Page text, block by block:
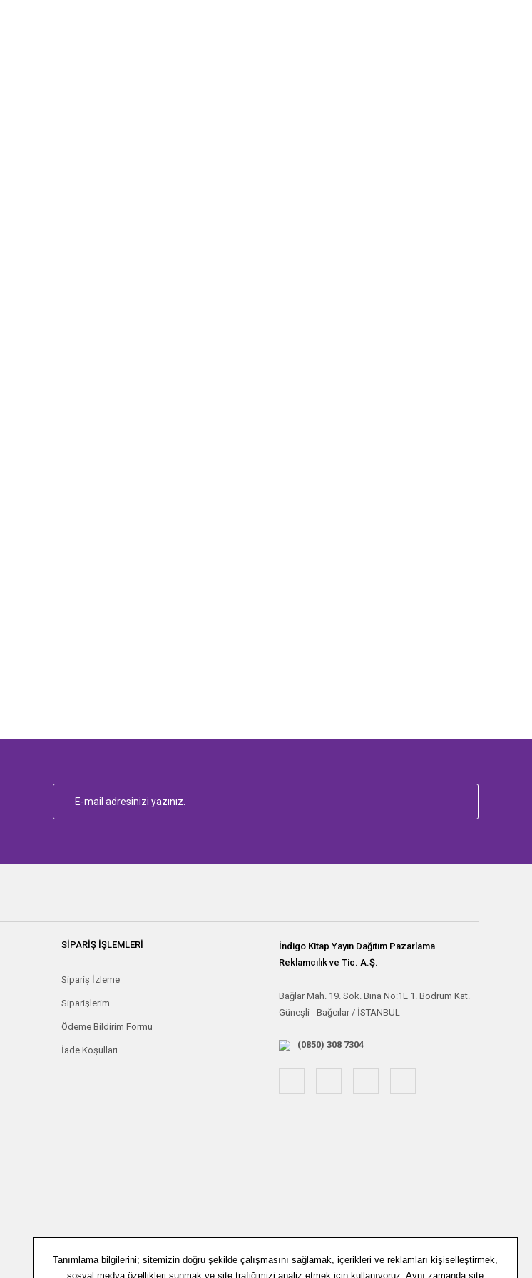
SİPARİŞ İŞLEMLERİ
Sipariş İzleme
Siparişlerim
Ödeme Bildirim Formu
İade Koşulları
İndigo Kitap Yayın Dağıtım Pazarlama
Reklamcılık ve Tic. A.Ş.
Bağlar Mah. 19. Sok. Bina No:1E 1. Bodrum Kat.
Güneşli - Bağcılar / İSTANBUL
(0850) 308 7304